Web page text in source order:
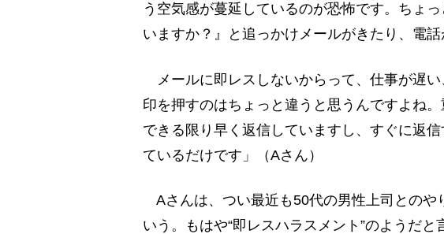
う空気感が蔓延しているのが恐怖です。ちょ
いますか？』と追っかけメールがきたり、電話
メールに即レスしないからって、仕事が遅
印を押すのはちょっと違うと思うんですよね
できる限り早く返信していますし、すぐに返
ているだけです」（Aさん）
Aさんは、つい最近も50代の男性上司とのや
いう。もはや“即レスハラスメント”のようだと